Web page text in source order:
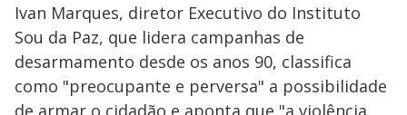
Ivan Marques, diretor Executivo do Instituto
Sou da Paz, que lidera campanhas de
desarmamento desde os anos 90, classifica
como "preocupante e perversa" a possibilidade
de armar o cidadão e aponta que "a violência